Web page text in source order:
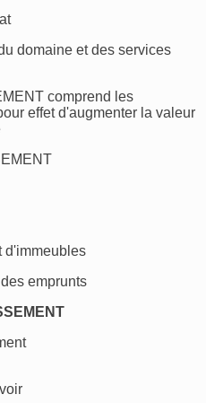
domaine et des services
comprend les
effet d'augmenter la valeur
d'immeubles
emprunts